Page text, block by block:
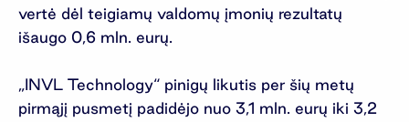
vertė dėl teigiamų valdomų įmonių rezultatų
išaugo 0,6 mln. eurų.
„INVL Technology“ pinigų likutis per šių metų
pirmąjį pusmetį padidėjo nuo 3,1 mln. eurų iki 3,2